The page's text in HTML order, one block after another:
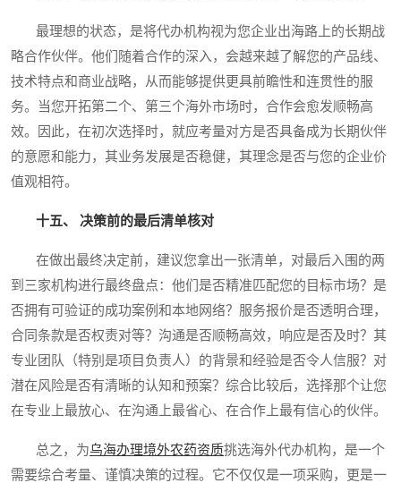
最理想的状态，是将代办机构视为您企业出海路上的长期战
略合作伙伴。他们随着合作的深入，会越来越了解您的产品线、
技术特点和商业战略，从而能够提供更具前瞻性和连贯性的服
务。当您开拓第二个、第三个海外市场时，合作会愈发顺畅高
效。因此，在初次选择时，就应考量对方是否具备成为长期伙伴
的意愿和能力，其业务发展是否稳健，其理念是否与您的企业价
值观相符。
十五、 决策前的最后清单核对
在做出最终决定前，建议您拿出一张清单，对最后入围的两
到三家机构进行最终盘点：他们是否精准匹配您的目标市场？是
否拥有可验证的成功案例和本地网络？服务报价是否透明合理，
合同条款是否权责对等？沟通是否顺畅高效，响应是否及时？其
专业团队（特别是项目负责人）的背景和经验是否令人信服？对
潜在风险是否有清晰的认知和预案？综合比较后，选择那个让您
在专业上最放心、在沟通上最省心、在合作上最有信心的伙伴。
总之，为乌海办理境外农药资质挑选海外代办机构，是一个
需要综合考量、谨慎决策的过程。它不仅仅是一项采购，更是一